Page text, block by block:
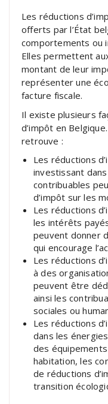
Les réductions
offerts par l’État
comportements ou
Elles permettent
montant de leur
représenter une
facture fiscale.
Il existe plusieurs
d’impôt en
retrouve :
Les réductions
investissant
contribuables
d’impôt sur les
Les réductions
les intérêts
peuvent donner
qui encourage
Les réductions
à des
peuvent être
ainsi les
sociales ou
Les réductions
dans les
des
habitation, les
de réductions
transition